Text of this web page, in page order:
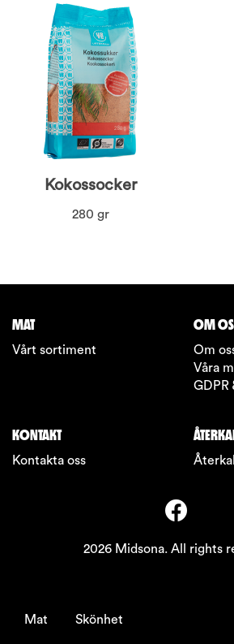
Mat Skönhet
Kokossocker
280 gr
MAT
Vårt sortiment
OM
Om
Våra
GDPR
KONTAKT
Kontakta oss
2026 Midsona. All rights